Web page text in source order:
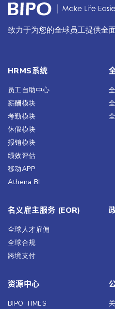
致力于为您的全球员工提供全
HRMS系统
员工自助中心
薪酬模块
考勤模块
休假模块
报销模块
绩效评估​
移动APP
Athena BI
名义雇主服务 (EOR)
全球人才雇佣
全球合规
跨境支付
资源中心
BIPO TIMES